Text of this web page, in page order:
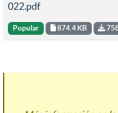
022.pdf
Popular 874.4 KB